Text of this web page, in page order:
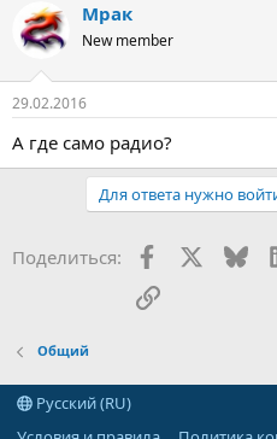
Мрак
New member
29.02.2016
А где само радио?
Для ответа нужно
Поделиться: Facebook
Ссылка
Общий
Русский (RU)